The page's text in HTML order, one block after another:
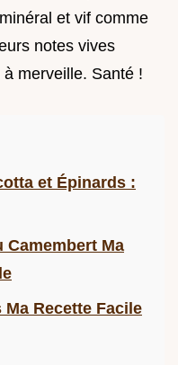
et vif comme
notes vives
merveille. Santé !
et Épinards :
Camembert Ma
Recette Facile